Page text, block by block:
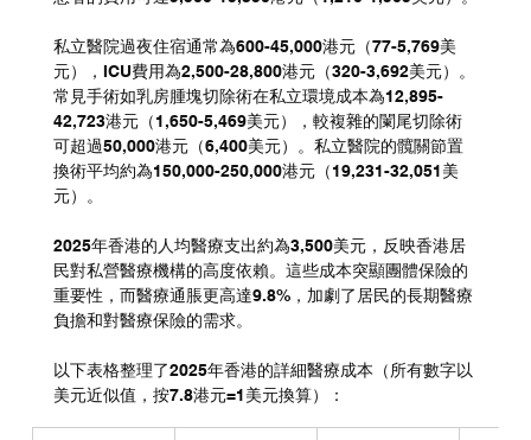
私立醫院過夜住宿通常為600-45,000港元（77-5,769美
元），ICU費用為2,500-28,800港元（320-3,692美元）。
常見手術如乳房腫塊切除術在私立環境成本為12,895-
42,723港元（1,650-5,469美元），較複雜的闌尾切除術
可超過50,000港元（6,400美元）。私立醫院的髖關節置
換術平均約為150,000-250,000港元（19,231-32,051美
元）。
2025年香港的人均醫療支出約為3,500美元，反映香港居
民對私營醫療機構的高度依賴。這些成本突顯團體保險的
重要性，而醫療通脹更高達9.8%，加劇了居民的長期醫療
負擔和對醫療保險的需求。
以下表格整理了2025年香港的詳細醫療成本（所有數字以
美元近似值，按7.8港元=1美元換算）：